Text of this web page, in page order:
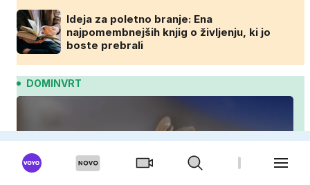
Ideja za poletno branje: Ena
najpomembnejših knjig o življenju, ki jo
boste prebrali
DOMINVRT